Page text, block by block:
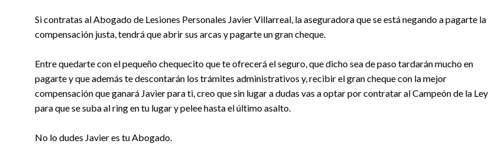
Si contratas al Abogado de Lesiones Personales Javier Villarreal, la aseguradora que se está negando a pagarte la
compensación justa, tendrá que abrir sus arcas y pagarte un gran cheque.
Entre quedarte con el pequeño chequecito que te ofrecerá el seguro, que dicho sea de paso tardarán mucho en
pagarte y que además te descontarán los trámites administrativos y, recibir el gran cheque con la mejor
compensación que ganará Javier para ti, creo que sin lugar a dudas vas a optar por contratar al Campeón de la Ley
para que se suba al ring en tu lugar y pelee hasta el último asalto.
No lo dudes Javier es tu Abogado.